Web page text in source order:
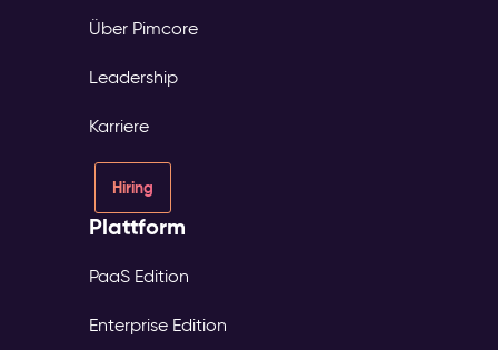
Über Pimcore
Leadership
Karriere
Hiring
Plattform
PaaS Edition
Enterprise Edition